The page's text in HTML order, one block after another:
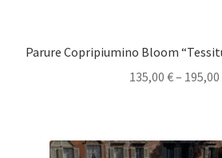
Parure Copripiumino Bloom
135,00 €– 195,00